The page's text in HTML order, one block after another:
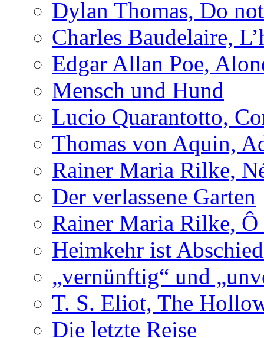
Dylan Thomas, Do
Charles Baudelaire,
Edgar Allan Poe,
Mensch und Hund
Lucio Quarantotto,
Thomas von Aquin,
Rainer Maria Rilke,
Der verlassene Garten
Rainer Maria Rilke, Ô
Heimkehr ist
„vernünftig“ und
T. S. Eliot, The
Die letzte Reise